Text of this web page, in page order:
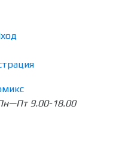
9.00-18.00